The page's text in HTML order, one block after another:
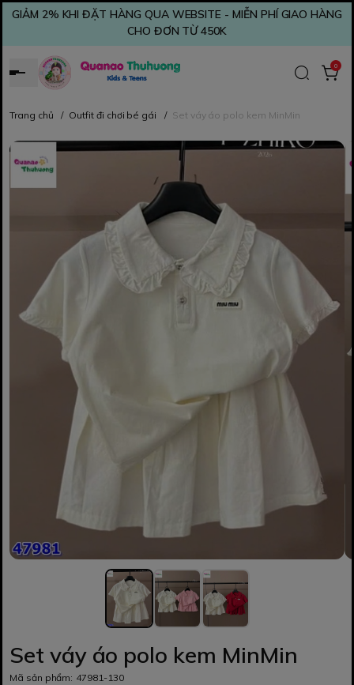
GIẢM 2% KHI ĐẶT HÀNG QUA WEBSITE - MIỄN PHÍ GIAO HÀNG
CHO ĐƠN TỪ 450K
0
Trang chủ / Outfit đi chơi bé gái / Set váy áo polo kem MinMin
Set váy áo polo kem MinMin
Mã sản phẩm: 47981-130